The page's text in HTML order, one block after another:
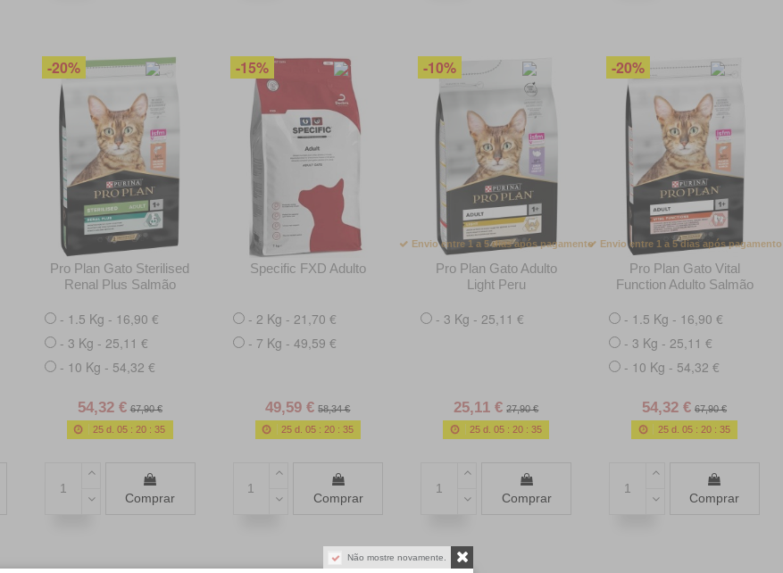
-20%
Pro Plan Gato Sterilised
Renal Plus Salmão
- 1.5 Kg - 16,90 €
- 3 Kg - 25,11 €
- 10 Kg - 54,32 €
54,32 € 67,90 €
25 d. 05 :20 :34
Comprar
-15%
Specific FXD Adulto
- 2 Kg - 21,70 €
- 7 Kg - 49,59 €
49,59 € 58,34 €
25d. 05: 20: 34
Comprar
-10%
Envio entre 1 a 5 dias após pagamento
Pro Plan Gato Adulto
Light Peru
- 3 Kg - 25,11 €
25,11 € 27,90 €
25d. 05: 20: 34
Comprar
-20%
Envio entre 1 a 5 dias após pagamento
Pro Plan Gato Vital
Function Adulto Salmão
- 1.5 Kg - 16,90 €
- 3 Kg - 25,11 €
- 10 Kg - 54,32 €
54,32 € 67,90 €
25d. 05: 20: 34
Comprar
Não mostre novamente.